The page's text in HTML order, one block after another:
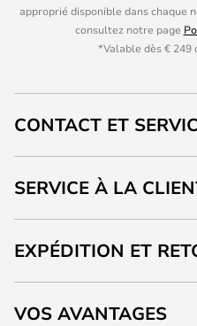
approprié disponible dans chaque
consultez notre page
*Valable dès € 249
CONTACT ET
SERVICE À LA
EXPÉDITION ET
VOS AVANTAGES